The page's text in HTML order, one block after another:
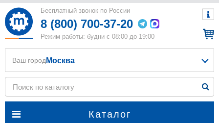
Бесплатный звонок по России
8 (800) 700-37-20
Режим работы: будни с 08:00 до 19:00
Каталог
Ваш город Москва